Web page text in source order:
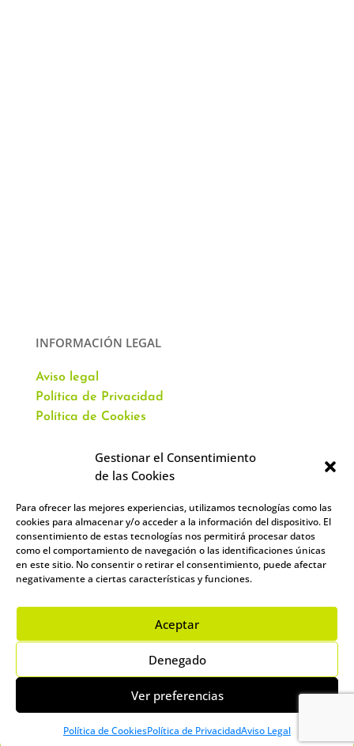
Gestionar el Consentimiento
de las Cookies
Para ofrecer las mejores experiencias, utilizamos tecnologías como las
cookies para almacenar y/o acceder a la información del dispositivo. El
consentimiento de estas tecnologías nos permitirá procesar datos
como el comportamiento de navegación o las identificaciones únicas
en este sitio. No consentir o retirar el consentimiento, puede afectar
negativamente a ciertas características y funciones.
Aceptar
Denegado
Ver preferencias
Política de CookiesPolítica de PrivacidadAviso Legal
INFORMACIÓN LEGAL
Aviso legal
Política de Privacidad
Política de Cookies
CONTACTO
Av. Virgen del Val, 51
Alcalá de Henares,
info@academiacartablanca.es